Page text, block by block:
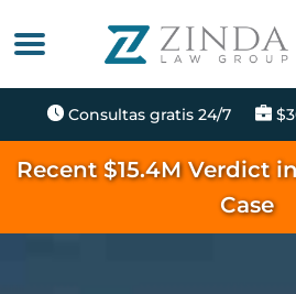
Consultas gratis 24/7
Recent $15.4M Verdict
Case